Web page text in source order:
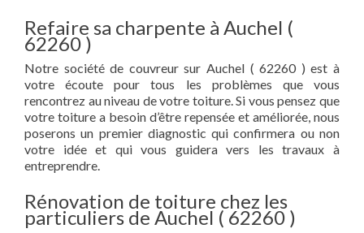
Refaire sa charpente à Auchel (
62260 )
Notre société de couvreur sur Auchel ( 62260 ) est à
votre écoute pour tous les problèmes que vous
rencontrez au niveau de votre toiture. Si vous pensez que
votre toiture a besoin d’être repensée et améliorée, nous
poserons un premier diagnostic qui confirmera ou non
votre idée et qui vous guidera vers les travaux à
entreprendre.
Rénovation de toiture chez les
particuliers de Auchel ( 62260 )